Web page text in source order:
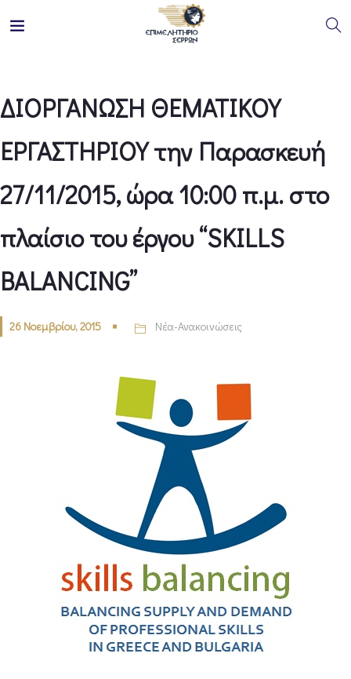
ΔΙΟΡΓΑΝΩΣΗ ΘΕΜΑΤΙΚΟΥ
ΕΡΓΑΣΤΗΡΙΟΥ την Παρασκευή
27/11/2015, ώρα 10:00 π.μ. στο
πλαίσιο του έργου “SKILLS
BALANCING”
26 Νοεμβρίου, 2015 Νέα-Ανακοινώσεις